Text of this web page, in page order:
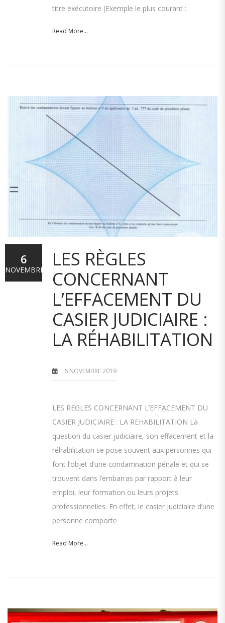
titre exécutoire (Exemple le plus courant :
Read More...
LES RÈGLES
CONCERNANT
L’EFFACEMENT DU
CASIER JUDICIAIRE :
LA RÉHABILITATION
6 NOVEMBRE 2019
LES REGLES CONCERNANT L’EFFACEMENT DU
CASIER JUDICIAIRE : LA REHABILITATION La
question du casier judiciaire, son effacement et la
réhabilitation se pose souvent aux personnes qui
font l’objet d’une condamnation pénale et qui se
trouvent dans l’embarras par rapport à leur
emploi, leur formation ou leurs projets
professionnelles. En effet, le casier judiciaire d’une
personne comporte
Read More...
6
NOVEMBRE